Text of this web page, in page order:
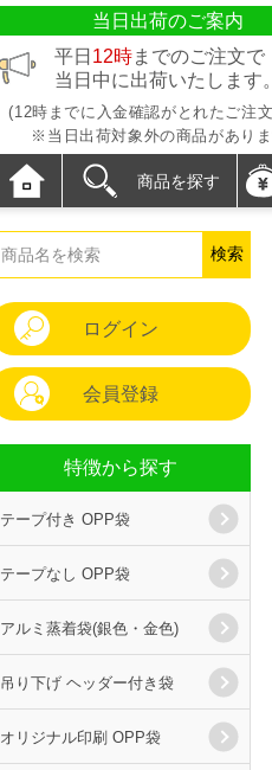
当日出荷のご案内
平日 12時までのご注文で
当日中に出荷いたします。
(12時までに入金確認がとれたご注
※当日出荷対象外の商品がありま
商品を探す
ログイン
会員登録
特徴から探す
テープ付き OPP袋
テープなし OPP袋
アルミ蒸着袋(銀色・金色)
吊り下げ ヘッダー付き袋
オリジナル印刷 OPP袋